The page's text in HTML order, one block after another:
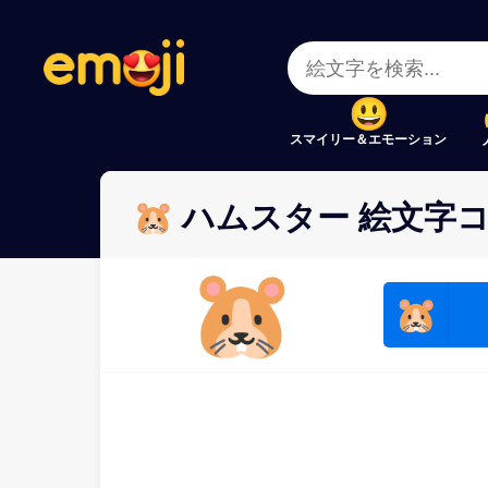
スマイリー＆エモーション
Close
Close
🐹 ハムスター 絵文字
🐹 🐹